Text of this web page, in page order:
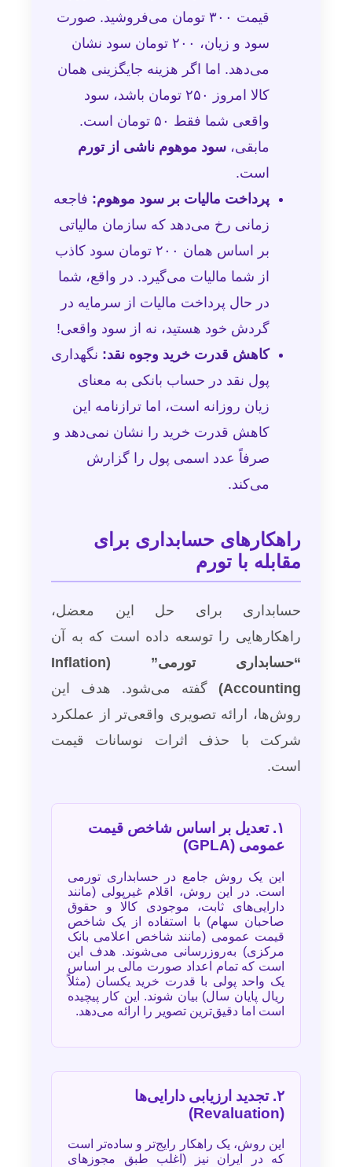
قیمت ۳۰۰ تومان می‌فروشید. صورت
سود و زیان، ۲۰۰ تومان سود نشان
می‌دهد. اما اگر هزینه جایگزینی همان
کالا امروز ۲۵۰ تومان باشد، سود
واقعی شما فقط ۵۰ تومان است.
مابقی، سود موهوم ناشی از تورم
است.
پرداخت مالیات بر سود موهوم: فاجعه
زمانی رخ می‌دهد که سازمان مالیاتی
بر اساس همان ۲۰۰ تومان سود کاذب
از شما مالیات می‌گیرد. در واقع، شما
در حال پرداخت مالیات از سرمایه در
گردش خود هستید، نه از سود واقعی!
کاهش قدرت خرید وجوه نقد: نگهداری
پول نقد در حساب بانکی به معنای
زیان روزانه است، اما ترازنامه این
کاهش قدرت خرید را نشان نمی‌دهد و
صرفاً عدد اسمی پول را گزارش
می‌کند.
راهکارهای حسابداری برای
مقابله با تورم
حسابداری برای حل این معضل،
راهکارهایی را توسعه داده است که به آن
“حسابداری تورمی” (Inflation
Accounting)
گفته می‌شود. هدف این
روش‌ها، ارائه تصویری واقعی‌تر از عملکرد
شرکت با حذف اثرات نوسانات قیمت
است.
۱. تعدیل بر اساس شاخص قیمت
عمومی (GPLA)
این یک روش جامع در حسابداری تورمی
است. در این روش، اقلام غیرپولی (مانند
دارایی‌های ثابت، موجودی کالا و حقوق
صاحبان سهام) با استفاده از یک شاخص
قیمت عمومی (مانند شاخص اعلامی بانک
مرکزی) به‌روزرسانی می‌شوند. هدف این
است که تمام اعداد صورت مالی بر اساس
یک واحد پولی با قدرت خرید یکسان (مثلاً
ریال پایان سال) بیان شوند. این کار پیچیده
است اما دقیق‌ترین تصویر را ارائه می‌دهد.
۲. تجدید ارزیابی دارایی‌ها
(Revaluation)
این روش، یک راهکار رایج‌تر و ساده‌تر است
که در ایران نیز (اغلب طبق مجوزهای